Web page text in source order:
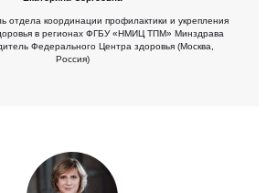
отдела координации профилактики и укрепления
в регионах ФГБУ «НМИЦ ТПМ» Минздрава
Федерального Центра здоровья (Москва,
Россия)